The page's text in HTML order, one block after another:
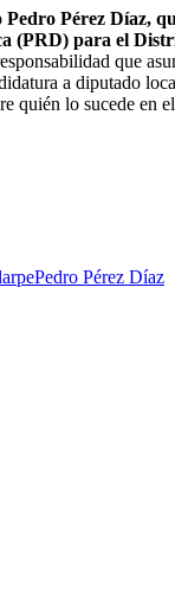
Pérez Díaz,
(PRD) para el
que
a diputado
quién lo sucede en
Pedro Pérez Díaz